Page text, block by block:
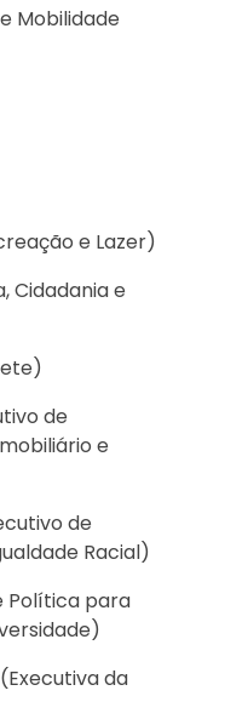
Mobilidade
e Lazer)
Cidadania e
de
e
de
Racial)
Política para
da